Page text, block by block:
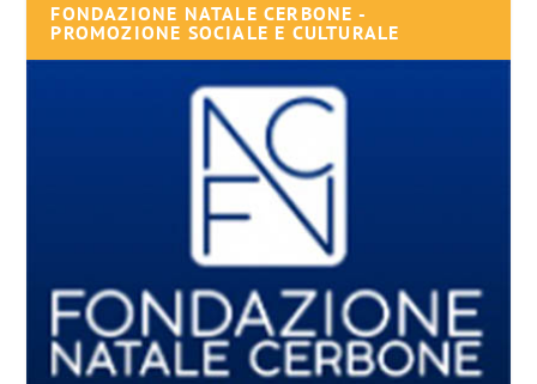
FONDAZIONE NATALE CERBONE -
PROMOZIONE SOCIALE E CULTURALE